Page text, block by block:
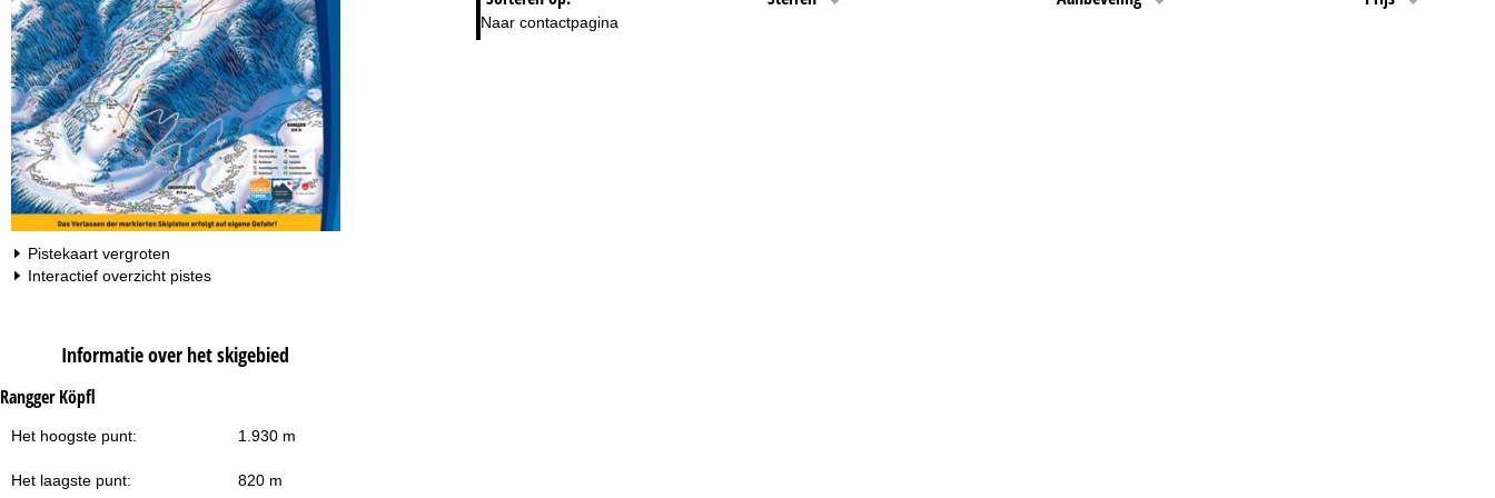
Naar contactpagina
Pistekaart vergroten
Interactief overzicht pistes
Informatie over het skigebied
Rangger Köpfl
Het hoogste punt: 1.930 m
Het laagste punt: 820 m